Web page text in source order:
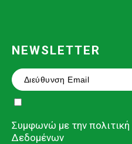
NEWSLETTER
Συμφωνώ με την
Δεδομένων